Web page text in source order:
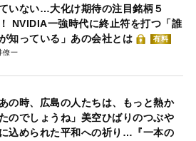
いない…大化け期待の注目銘柄５
NVIDIA一強時代に終止符を打つ「誰
知っている」あの会社とは
有料
僚一
あの時、広島の人たちは、もっと熱か
のでしょうね」美空ひばりのつぶや
込められた平和への祈り…『一本の